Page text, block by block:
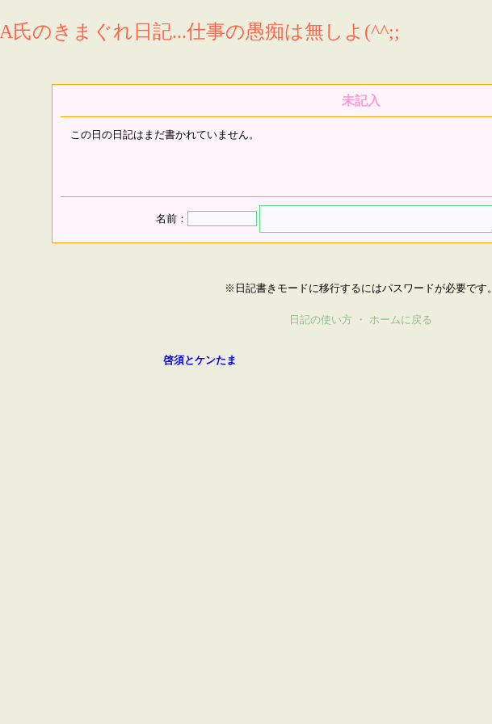
A氏のきまぐれ日記...仕事の愚痴は無しよ(^^;;
未記入
この日の日記はまだ書かれていません。
名前：
※日記書きモードに移行するにはパスワードが必要です。
日記の使い方 ・ ホームに戻る
啓須とケンたま